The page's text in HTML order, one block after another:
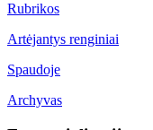
Rubrikos
Artėjantys renginiai
Spaudoje
Archyvas